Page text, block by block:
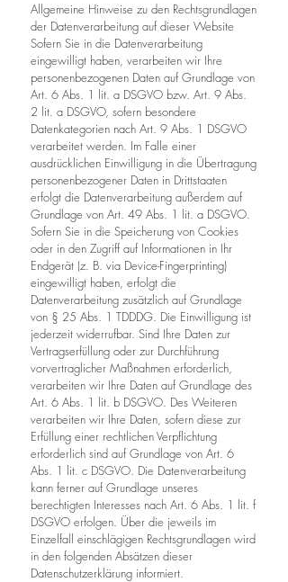
Allgemeine Hinweise zu den Rechtsgrundlagen
der Datenverarbeitung auf dieser Website
Sofern Sie in die Datenverarbeitung
eingewilligt haben, verarbeiten wir Ihre
personenbezogenen Daten auf Grundlage von
Art. 6 Abs. 1 lit. a DSGVO bzw. Art. 9 Abs.
2 lit. a DSGVO, sofern besondere
Datenkategorien nach Art. 9 Abs. 1 DSGVO
verarbeitet werden. Im Falle einer
ausdrücklichen Einwilligung in die Übertragung
personenbezogener Daten in Drittstaaten
erfolgt die Datenverarbeitung außerdem auf
Grundlage von Art. 49 Abs. 1 lit. a DSGVO.
Sofern Sie in die Speicherung von Cookies
oder in den Zugriff auf Informationen in Ihr
Endgerät (z. B. via Device-Fingerprinting)
eingewilligt haben, erfolgt die
Datenverarbeitung zusätzlich auf Grundlage
von § 25 Abs. 1 TDDDG. Die Einwilligung ist
jederzeit widerrufbar. Sind Ihre Daten zur
Vertragserfüllung oder zur Durchführung
vorvertraglicher Maßnahmen erforderlich,
verarbeiten wir Ihre Daten auf Grundlage des
Art. 6 Abs. 1 lit. b DSGVO. Des Weiteren
verarbeiten wir Ihre Daten, sofern diese zur
Erfüllung einer rechtlichen Verpflichtung
erforderlich sind auf Grundlage von Art. 6
Abs. 1 lit. c DSGVO. Die Datenverarbeitung
kann ferner auf Grundlage unseres
berechtigten Interesses nach Art. 6 Abs. 1 lit. f
DSGVO erfolgen. Über die jeweils im
Einzelfall einschlägigen Rechtsgrundlagen wird
in den folgenden Absätzen dieser
Datenschutzerklärung informiert.